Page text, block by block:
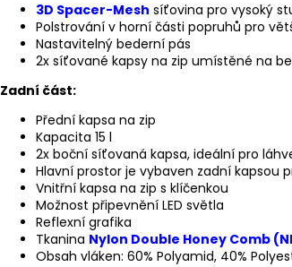
3D Spacer-Mesh síťovina pro vysoký
Polstrování v horní části popruhů pro
Nastavitelný bederní pás
2x síťované kapsy na zip umístěné na
Zadní část:
Přední kapsa na zip
Kapacita 15 l
2x boční síťovaná kapsa, ideální pro
Hlavní prostor je vybaven zadní kapsou
Vnitřní kapsa na zip s klíčenkou
Možnost připevnění LED světla
Reflexní grafika
Tkanina Nylon Double Honey Comb
Obsah vláken: 60% Polyamid, 40%